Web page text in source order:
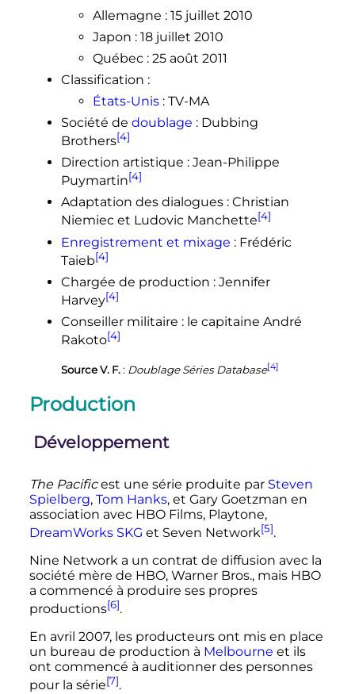
Allemagne : 15 juillet 2010
Japon : 18 juillet 2010
Québec : 25 août 2011
Classification :
États-Unis : TV-MA
Société de doublage : Dubbing
Brothers[4]
Direction artistique : Jean-Philippe
Puymartin[4]
Adaptation des dialogues : Christian
Niemiec et Ludovic Manchette[4]
Enregistrement et mixage : Frédéric
Taieb[4]
Chargée de production : Jennifer
Harvey[4]
Conseiller militaire : le capitaine André
Rakoto[4]
Source V. F. : Doublage Séries Database[4]
Production
Développement
The Pacificest une série produite par Steven
Spielberg, Tom Hanks, et Gary Goetzman en
association avec HBO Films, Playtone,
DreamWorks SKG et Seven Network[5].
Nine Network a un contrat de diffusion avec la
société mère de HBO, Warner Bros., mais HBO
a commencé à produire ses propres
productions[6].
En avril 2007, les producteurs ont mis en place
un bureau de production à Melbourne et ils
ont commencé à auditionner des personnes
pour la série[7].